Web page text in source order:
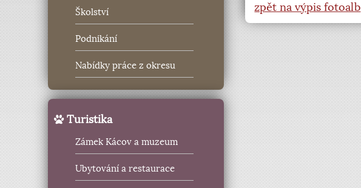
Školství
Podnikání
Nabídky práce z okresu
Turistika
Zámek Kácov a muzeum
Ubytování a restaurace
zpět na výpis fotoalb